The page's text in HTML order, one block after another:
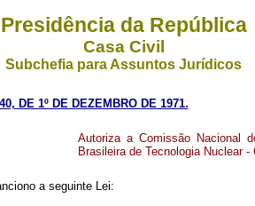
Presidência da República
Casa Civil
Subchefia para Assuntos Jurídicos
DE 1º DE DEZEMBRO DE 1971.
Autoriza a Comissão Nacional
Brasileira de Tecnologia Nuclear
a seguinte Lei: